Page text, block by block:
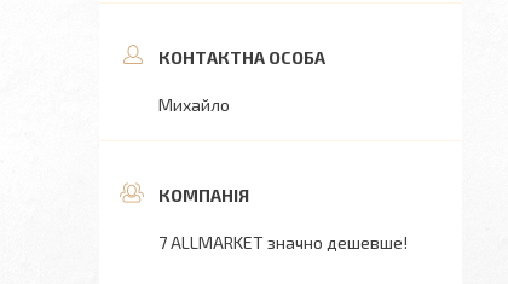
Михайло
7 ALLMARKET значно дешевше!